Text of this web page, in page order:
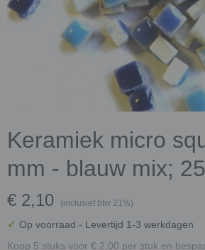
Keramiek micro
mm - blauw mix;
€ 2,10 (inclusief btw 21%)
✓ Op voorraad - Levertijd 1-3 werkdagen
Koop 5 stuks voor € 2,00 per stuk en